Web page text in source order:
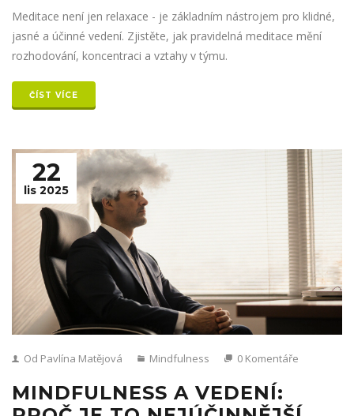
Meditace není jen relaxace - je základním nástrojem pro klidné,
jasné a účinné vedení. Zjistěte, jak pravidelná meditace mění
rozhodování, koncentraci a vztahy v týmu.
ČÍST VÍCE
22
lis 2025
Od Pavlína Matějová Mindfulness 0 Komentáře
MINDFULNESS A VEDENÍ: